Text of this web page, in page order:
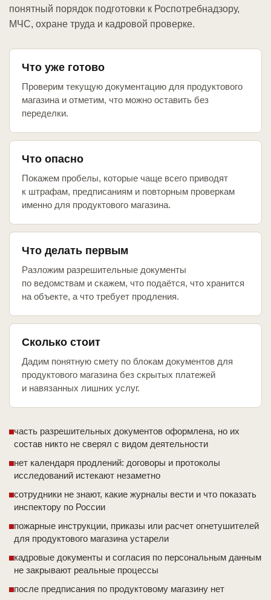
понятный порядок подготовки к Роспотребнадзору,
МЧС, охране труда и кадровой проверке.
Что уже готово
Проверим текущую документацию для продуктового
магазина и отметим, что можно оставить без
переделки.
Что опасно
Покажем пробелы, которые чаще всего приводят
к штрафам, предписаниям и повторным проверкам
именно для продуктового магазина.
Что делать первым
Разложим разрешительные документы
по ведомствам и скажем, что подаётся, что хранится
на объекте, а что требует продления.
Сколько стоит
Дадим понятную смету по блокам документов для
продуктового магазина без скрытых платежей
и навязанных лишних услуг.
часть разрешительных документов оформлена, но их
состав никто не сверял с видом деятельности
нет календаря продлений: договоры и протоколы
исследований истекают незаметно
сотрудники не знают, какие журналы вести и что показать
инспектору по России
пожарные инструкции, приказы или расчет огнетушителей
для продуктового магазина устарели
кадровые документы и согласия по персональным данным
не закрывают реальные процессы
после предписания по продуктовому магазину нет